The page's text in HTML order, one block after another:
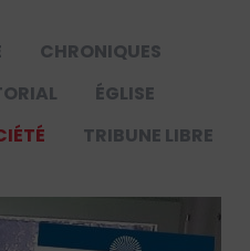
CHRONIQUES
ÉGLISE
TRIBUNE LIBRE